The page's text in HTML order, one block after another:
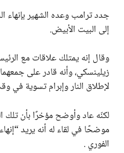
إلى البيت الأبيض.
وقال إنه يمتلك علاقات مع
زيلينسكي، وأنه قادر على
لإطلاق النار وإبرام تسوية في
لكنّه عاد وأوضح مؤخرًا بأن تلك
موضحًا في لقاء له أنه يريد
الفوري .